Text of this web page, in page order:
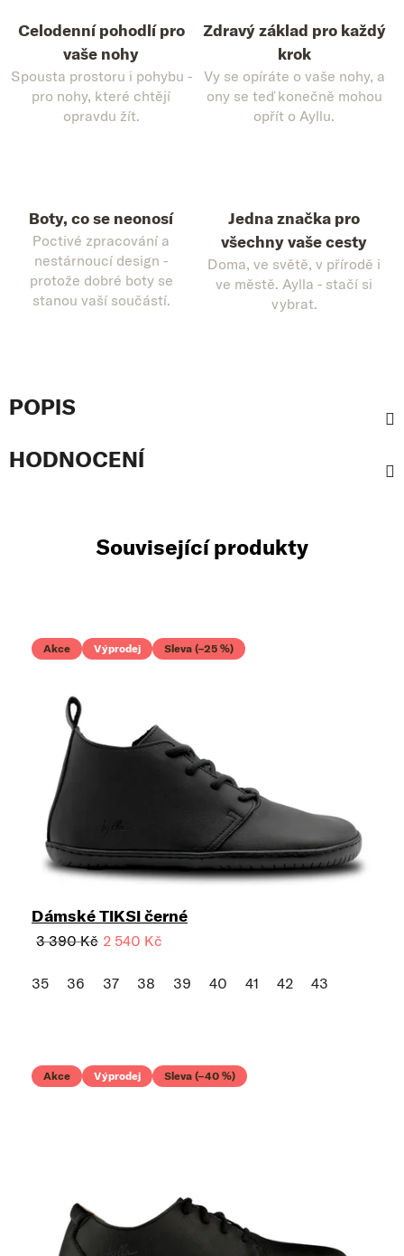
Celodenní pohodlí pro
vaše nohy
Spousta prostoru i pohybu -
pro nohy, které chtějí
opravdu žít.
Zdravý základ pro každý
krok
Vy se opíráte o vaše nohy, a
ony se teď konečně mohou
opřít o Ayllu.
Boty, co se neonosí
Poctivé zpracování a
nestárnoucí design -
protože dobré boty se
stanou vaší součástí.
Jedna značka pro
všechny vaše cesty
Doma, ve světě, v přírodě i
ve městě. Aylla - stačí si
vybrat.
POPIS
HODNOCENÍ
Související produkty
Akce Výprodej Sleva (–25 %)
Dámské TIKSI černé
3 390 Kč 2 540 Kč
35 36 37 38 39 40 41 42 43
Akce Výprodej Sleva (–40 %)